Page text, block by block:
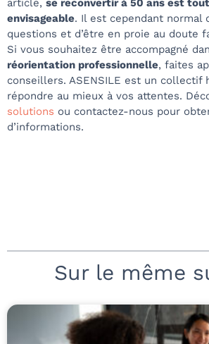
article, se reconvertir à 50 ans est
envisageable. Il est cependant normal
questions et d’être en proie au doute
Si vous souhaitez être accompagné
réorientation professionnelle, faites
conseillers. ASENSILE est un collectif
répondre au mieux à vos attentes.
solutions ou contactez-nous pour
d’informations.
Sur le même